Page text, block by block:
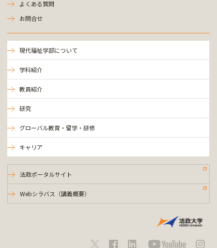
よくある質問
お問合せ
現代福祉学部について
学科紹介
教員紹介
研究
グローバル教育・留学・研修
キャリア
法政ポータルサイト
Webシラバス（講義概要）